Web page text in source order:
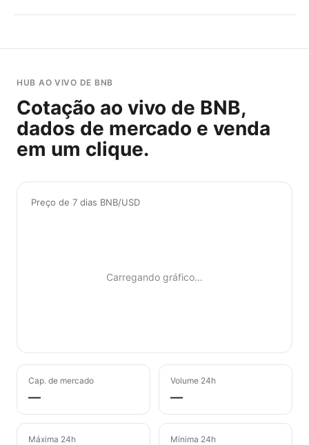
HUB AO VIVO DE BNB
Cotação ao vivo de BNB,
dados de mercado e venda
em um clique.
Preço de 7 dias BNB/USD
Carregando gráfico…
Cap. de mercado
—
Volume 24h
—
Máxima 24h Mínima 24h